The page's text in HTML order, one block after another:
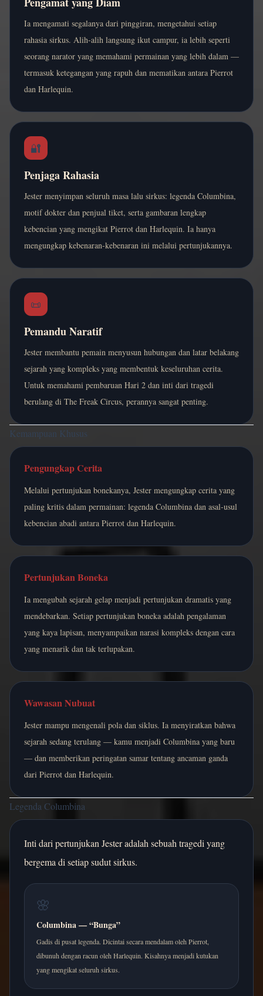
Ia mengamati segalanya dari pinggiran, mengetahui setiap
rahasia sirkus. Alih-alih langsung ikut campur, ia lebih seperti
seorang narator yang memahami permainan yang lebih dalam —
termasuk ketegangan yang rapuh dan mematikan antara Pierrot
dan Harlequin.
🔐
Penjaga Rahasia
Jester menyimpan seluruh masa lalu sirkus: legenda Columbina,
motif dokter dan penjual tiket, serta gambaran lengkap
kebencian yang mengikat Pierrot dan Harlequin. Ia hanya
mengungkap kebenaran-kebenaran ini melalui pertunjukannya.
📜
Pemandu Naratif
Jester membantu pemain menyusun hubungan dan latar belakang
sejarah yang kompleks yang membentuk keseluruhan cerita.
Untuk memahami pembaruan Hari 2 dan inti dari tragedi
berulang di The Freak Circus, perannya sangat penting.
Kemampuan Khusus
Pengungkap Cerita
Melalui pertunjukan bonekanya, Jester mengungkap cerita yang
paling kritis dalam permainan: legenda Columbina dan asal-usul
kebencian abadi antara Pierrot dan Harlequin.
Pertunjukan Boneka
Ia mengubah sejarah gelap menjadi pertunjukan dramatis yang
mendebarkan. Setiap pertunjukan boneka adalah pengalaman
yang kaya lapisan, menyampaikan narasi kompleks dengan cara
yang menarik dan tak terlupakan.
Wawasan Nubuat
Jester mampu mengenali pola dan siklus. Ia menyiratkan bahwa
sejarah sedang terulang — kamu menjadi Columbina yang baru
— dan memberikan peringatan samar tentang ancaman ganda
dari Pierrot dan Harlequin.
Legenda Columbina
Inti dari pertunjukan Jester adalah sebuah tragedi yang
bergema di setiap sudut sirkus.
🌸
Columbina — “Bunga”
Gadis di pusat legenda. Dicintai secara mendalam oleh Pierrot,
dibunuh dengan racun oleh Harlequin. Kisahnya menjadi kutukan
yang mengikat seluruh sirkus.